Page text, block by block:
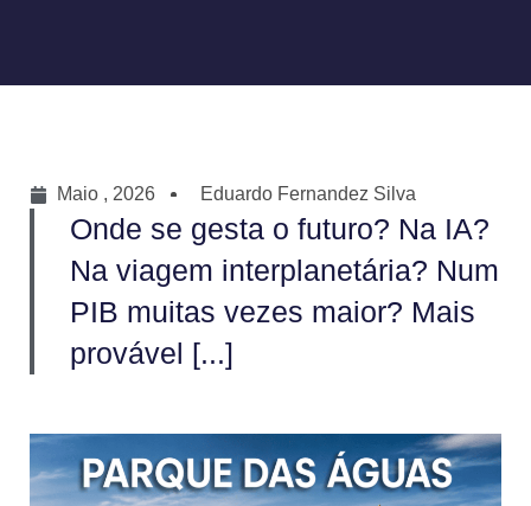
Maio , 2026 Eduardo Fernandez Silva
Onde se gesta o futuro? Na IA?
Na viagem interplanetária? Num
PIB muitas vezes maior? Mais
provável [...]